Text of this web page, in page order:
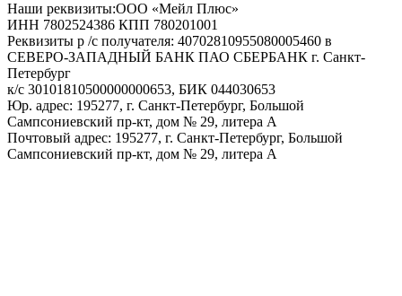
Наши реквизиты:ООО «Мейл Плюс»
ИНН 7802524386 КПП 780201001
Реквизиты р /с получателя: 40702810955080005460 в
СЕВЕРО-ЗАПАДНЫЙ БАНК ПАО СБЕРБАНК г. Санкт-
Петербург
к/с 30101810500000000653, БИК 044030653
Юр. адрес: 195277, г. Санкт-Петербург, Большой
Сампсониевский пр-кт, дом № 29, литера А
Почтовый адрес: 195277, г. Санкт-Петербург, Большой
Сампсониевский пр-кт, дом № 29, литера А